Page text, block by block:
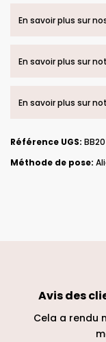
En savoir plus sur
En savoir plus sur
En savoir plus sur
Référence UGS:
Méthode de pose:
Avis des
Cela a rendu